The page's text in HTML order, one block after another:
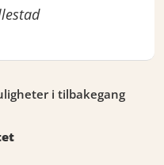
i tilbakegang